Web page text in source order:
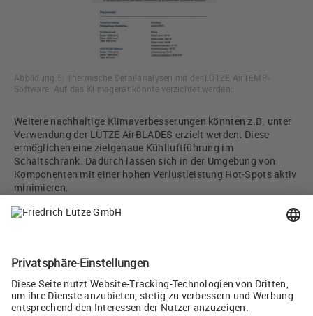
Abbildung 5: Thermische Detailanalysen mit der LÜTZE AirTEMP-
Software: Auf das Klimagerät könnte verzichtet werden.
Weitere nachhaltige Klimaverbesserungen könnten z.B. unter
Verwendung der LÜTZE AirBLADES erzielt werden. Diese
ermöglichen eine zielgenaue Kühlluftführung im
Schaltschrank. Dadurch lassen sich in der Umgebung von
Komponenten mit einer hohen Verlustleistung Hot-Spots aktiv
minimieren.
Autor: Michael Bautz, Produktmanager Cabinet-Solutions Friedrich
LÜTZE GmbH
Twittern